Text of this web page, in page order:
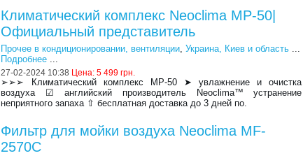
Климатический комплекс Neoclima MP-50|
Официальный представитель
Прочее в кондиционировании, вентиляции,Украина, Киев и область ...
Подробнее ...
27-02-2024 10:38 Цена:5 499 грн.
➢➢➢ Климатический комплекс MP-50 ➤ увлажнение и очистка
воздуха ☑ английский производитель Neoclima™ устранение
неприятного запаха ⇧ бесплатная доставка до 3 дней по.
Фильтр для мойки воздуха Neoclima MF-
2570C